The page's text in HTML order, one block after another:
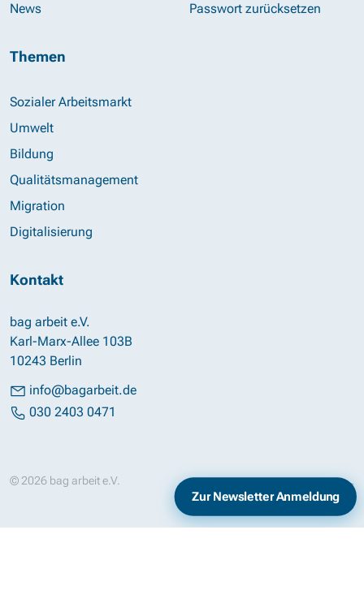
News
Passwort zurücksetzen
Themen
Sozialer Arbeitsmarkt
Umwelt
Bildung
Qualitätsmanagement
Migration
Digitalisierung
Kontakt
bag arbeit e.V.
Karl-Marx-Allee 103B
10243 Berlin
info@bagarbeit.de
030 2403 0471
© 2026 bag arbeit e.V. Datenschutz
Zur Newsletter Anmeldung